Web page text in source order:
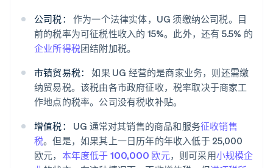
公司税：
作为一个法律实体，UG 须缴纳公司税。目
前的税率为可征税性收入的 15%。此外，还有 5.5% 的
企业所得税团结附加税。
市镇贸易税：
如果 UG 经营的是商家业务，则还需缴
纳贸易税。该税由各市政府征收，税率取决于商家工
作地点的税率。公司没有税收补贴。
增值税：
UG 通常对其销售的商品和服务征收销售
税。但是，如果其上一日历年的年收入低于 25,000
欧元， 本年度低于 100,000 欧元，则可采用小规模企
阿联酋